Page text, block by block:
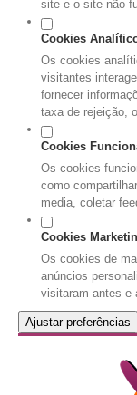
site e o site não
Cookies
Os cookies
visitantes
fornecer
taxa de rejeição,
Cookies
Os cookies
como
media, coletar
Cookies
Os cookies de
anúncios
visitaram antes e
Ajustar preferências